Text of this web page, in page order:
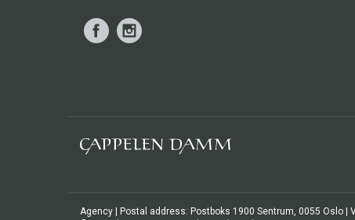
Facebook
Agency | Postal address: Postboks 1900 Sentrum, 0055 Oslo